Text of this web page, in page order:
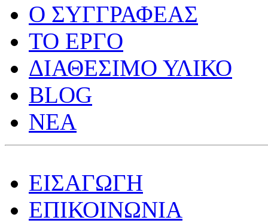
O ΣΥΓΓΡΑΦΕΑΣ
ΤΟ ΕΡΓΟ
ΔΙΑΘΕΣΙΜΟ ΥΛΙΚΟ
BLOG
ΝΕΑ
ΕΙΣΑΓΩΓΗ
ΕΠΙΚΟΙΝΩΝΙΑ